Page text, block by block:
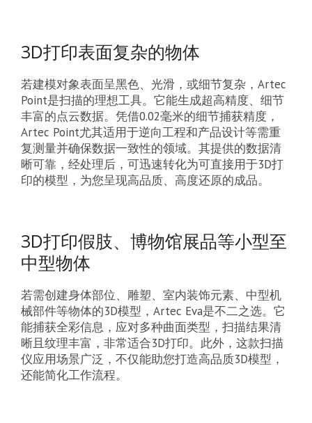
3D打印表面复杂的物体
若建模对象表面呈黑色、光滑，或细节复杂，Artec
Point是扫描的理想工具。它能生成超高精度、细节
丰富的点云数据。凭借0.02毫米的细节捕获精度，
Artec Point尤其适用于逆向工程和产品设计等需重
复测量并确保数据一致性的领域。其提供的数据清
晰可靠，经处理后，可迅速转化为可直接用于3D打
印的模型，为您呈现高品质、高度还原的成品。
3D打印假肢、博物馆展品等小型至
中型物体
若需创建身体部位、雕塑、室内装饰元素、中型机
械部件等物体的3D模型，Artec Eva是不二之选。它
能捕获全彩信息，应对多种曲面类型，扫描结果清
晰且纹理丰富，非常适合3D打印。此外，这款扫描
仪应用场景广泛，不仅能助您打造高品质3D模型，
还能简化工作流程。